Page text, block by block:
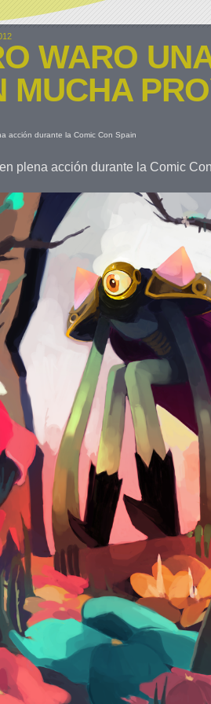
WARO
MUCHA
plena acción durante la Comic